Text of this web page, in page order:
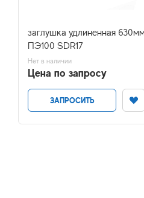
заглушка удлиненная 630мм
ПЭ100 SDR17
Нет в наличии
Цена по запросу
ЗАПРОСИТЬ